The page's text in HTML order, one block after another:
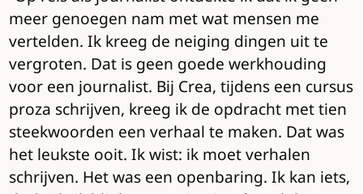
meer genoegen nam met wat mensen me
vertelden. Ik kreeg de neiging dingen uit te
vergroten. Dat is geen goede werkhouding
voor een journalist. Bij Crea, tijdens een cursus
proza schrijven, kreeg ik de opdracht met tien
steekwoorden een verhaal te maken. Dat was
het leukste ooit. Ik wist: ik moet verhalen
schrijven. Het was een openbaring. Ik kan iets,